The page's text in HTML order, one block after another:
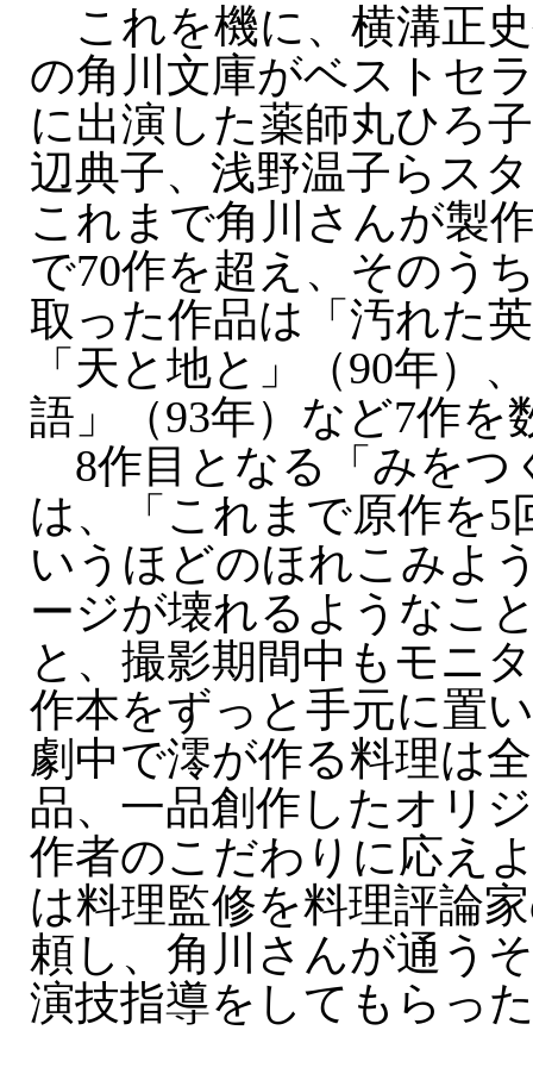
これを機に、横溝正
の角川文庫がベストセ
に出演した薬師丸ひろ
辺典子、浅野温子らス
これまで角川さんが製
で70作を超え、そのう
取った作品は「汚れた
「天と地と」（90年）
語」（93年）など7作を
8作目となる「みをつ
は、「これまで原作を5
いうほどのほれこみよ
ージが壊れるようなこ
と、撮影期間中もモニ
作本をずっと手元に置
劇中で澪が作る料理は
品、一品創作したオリ
作者のこだわりに応え
は料理監修を料理評論
頼し、角川さんが通う
演技指導をしてもらっ